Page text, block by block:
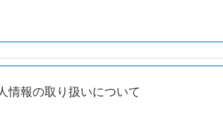
情報の取り扱いについて